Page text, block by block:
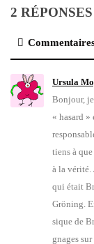
2 RÉPONSES
Ursula
Bon­jour,
« hasard »
tiens à
à la véri­té.
qui était
Grö­ning.
sique de
gnages